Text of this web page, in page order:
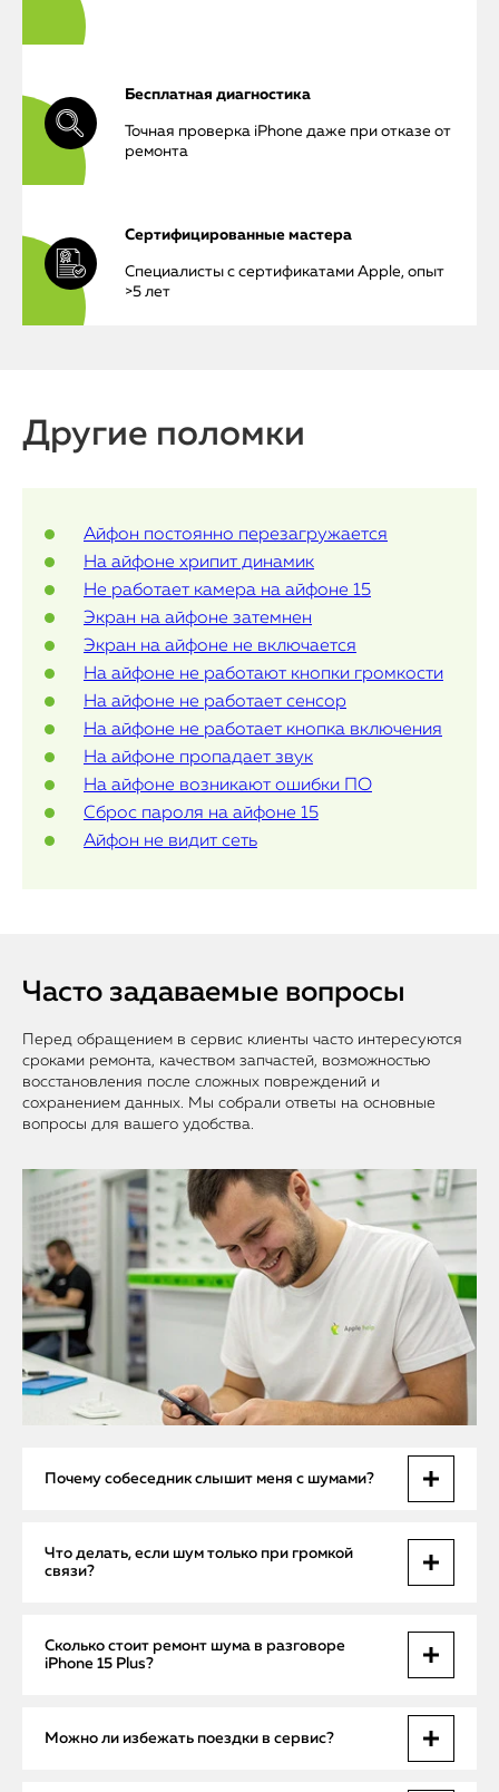
iPhone
MacBook
iPad
Mac Mini
О нас
Контакты
Статьи
Бесплатная диагностика
Точная проверка iPhone даже при отказе от
ремонта
Сертифицированные мастера
Специалисты с сертификатами Apple, опыт
>5 лет
Другие поломки
Айфон постоянно перезагружается
На айфоне хрипит динамик
Не работает камера на айфоне 15
Экран на айфоне затемнен
Экран на айфоне не включается
На айфоне не работают кнопки громкости
На айфоне не работает сенсор
На айфоне не работает кнопка включения
На айфоне пропадает звук
На айфоне возникают ошибки ПО
Сброс пароля на айфоне 15
Айфон не видит сеть
Часто задаваемые вопросы
Перед обращением в сервис клиенты часто интересуются
сроками ремонта, качеством запчастей, возможностью
восстановления после сложных повреждений и
сохранением данных. Мы собрали ответы на основные
вопросы для вашего удобства.
Почему собеседник слышит меня с шумами?
Это может быть поломка микрофона, сбой шлейфа или
засор. Иногда проблема в ПО. Не стоит ждать — нужна
Что делать, если шум только при громкой
связи?
(верхний). Мы заменим его в течение 1 часа с выездом на
Сколько стоит ремонт шума в разговоре
iPhone 15 Plus?
микрофона — от 2990₽. Выезд и диагностика бесплатно.
Можно ли избежать поездки в сервис?